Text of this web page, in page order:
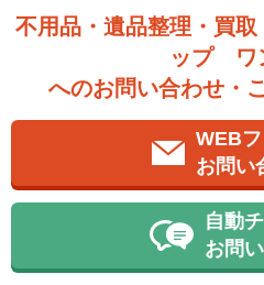
不用品・遺品整理・買
ップ ワ
へのお問い合わせ・
WEB
お問い
自動
お問